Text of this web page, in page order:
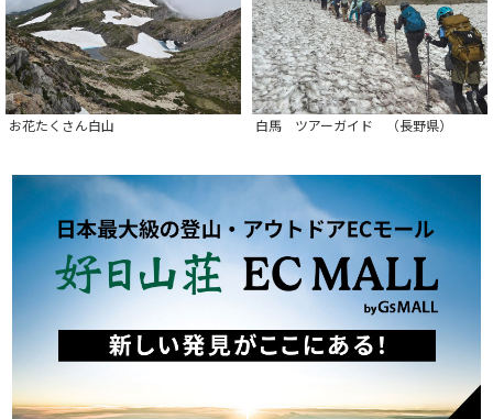
お花たくさん白山 白馬 ツアーガイド （長野県）